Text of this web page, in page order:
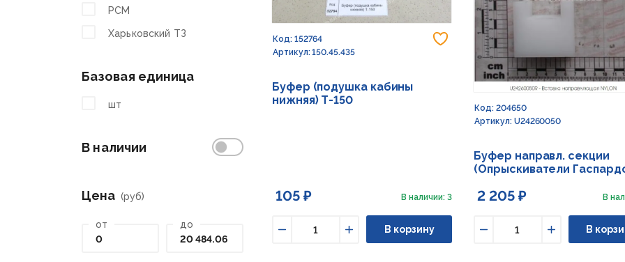
РСМ
Харьковский ТЗ
Базовая единица
шт
В наличии
Цена (руб)
от до
Добавить в избранное
Код: 152764
Артикул: 150.45.435
Буфер (подушка кабины
нижняя) Т-150
105 ₽ В наличии: 3
Увеличить
В корзину
Код: 204650
Артикул: U24260050
Буфер направл. секции
(Опрыскиватели
2 205 ₽ В
Увеличить
В